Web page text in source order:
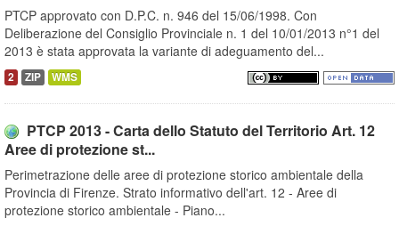
PTCP approvato con D.P.C. n. 946 del 15/06/1998. Con
Deliberazione del Consiglio Provinciale n. 1 del 10/01/2013 n°1 del
2013 è stata approvata la variante di adeguamento del...
2 ZIP WMS
PTCP 2013 - Carta dello Statuto del Territorio Art. 12
Aree di protezione st...
Perimetrazione delle aree di protezione storico ambientale della
Provincia di Firenze. Strato informativo dell'art. 12 - Aree di
protezione storico ambientale - Piano...